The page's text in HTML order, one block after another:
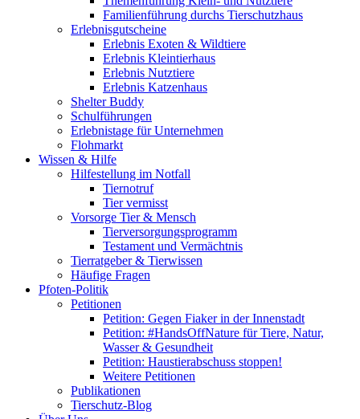
Familienführung durchs Tierschutzhaus
Erlebnisgutscheine
Erlebnis Exoten & Wildtiere
Erlebnis Kleintierhaus
Erlebnis Nutztiere
Erlebnis Katzenhaus
Shelter Buddy
Schulführungen
Erlebnistage für Unternehmen
Flohmarkt
Wissen & Hilfe
Hilfestellung im Notfall
Tiernotruf
Tier vermisst
Vorsorge Tier & Mensch
Tierversorgungsprogramm
Testament und Vermächtnis
Tierratgeber & Tierwissen
Häufige Fragen
Pfoten-Politik
Petitionen
Petition: Gegen Fiaker in der Innenstadt
Petition: #HandsOffNature für Tiere, Natur,
Wasser & Gesundheit
Petition: Haustierabschuss stoppen!
Weitere Petitionen
Publikationen
Tierschutz-Blog